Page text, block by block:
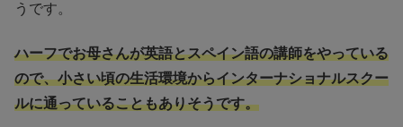
うです。
ハーフでお母さんが英語とスペイン語の講師をやっている
ので、小さい頃の生活環境からインターナショナルスクー
ルに通っていることもありそうです。